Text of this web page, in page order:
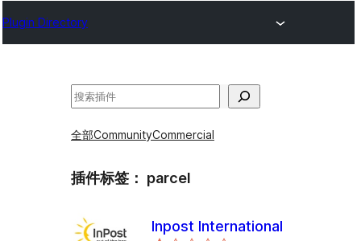
Plugin Directory
搜
全部CommunityCommercial
插件标签： parcel
Inpost International